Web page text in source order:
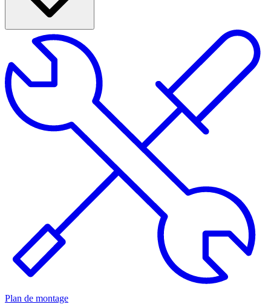
Plan de montage